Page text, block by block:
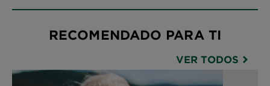
RECOMENDADO PARA TI
VER TODOS